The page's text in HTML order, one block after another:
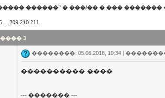
������"� ���/�� � ��� �������
209 210 211
3
��������: 05.06.2018, 10:34 |
���������� ����
--- ������� ---